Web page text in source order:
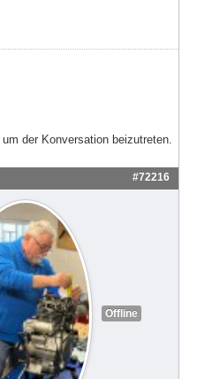
um der Konversation beizutreten.
#72216
Offline